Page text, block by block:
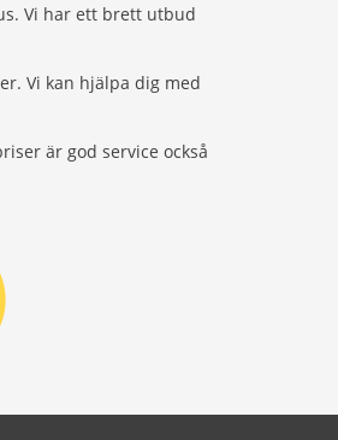
Vi har ett brett utbud
Vi kan hjälpa dig med
är god service också